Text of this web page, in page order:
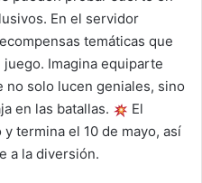
En el servidor
temáticas que
Imagina equiparte
solo lucen geniales, sino
en las batallas.
El
termina el 10 de mayo, así
a la diversión.